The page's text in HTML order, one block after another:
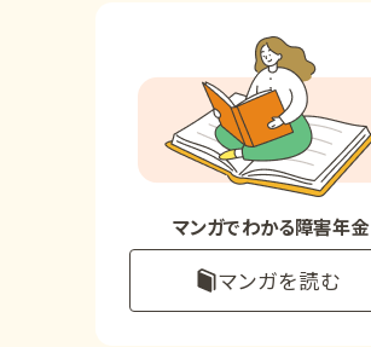
事務所について
お客様からの感謝のお手紙
マンガでわかる障害年金
マンガを読む